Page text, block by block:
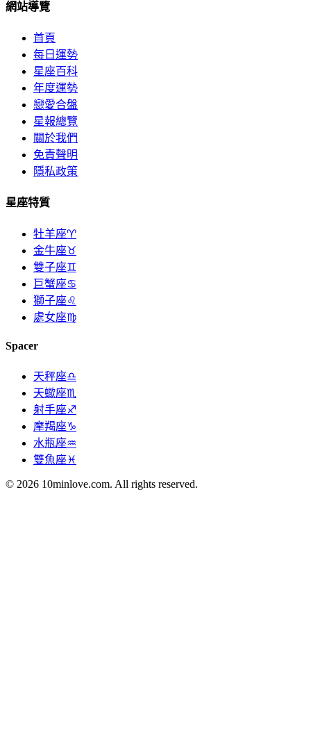
網站導覽
首頁
每日運勢
星座百科
年度運勢
戀愛合盤
星報總覽
關於我們
免責聲明
隱私政策
星座特質
牡羊座♈
金牛座♉
雙子座♊
巨蟹座♋
獅子座♌
處女座♍
Spacer
天秤座♎
天蠍座♏
射手座♐
摩羯座♑
水瓶座♒
雙魚座♓
© 2026 10minlove.com. All rights reserved.